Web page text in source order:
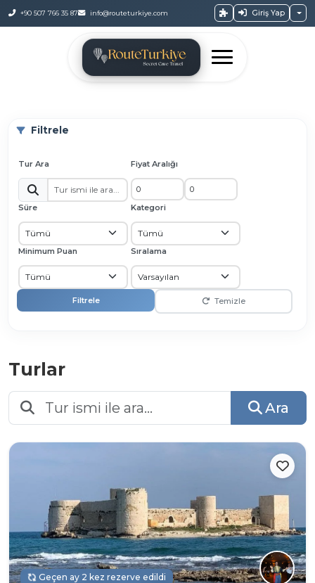
+90 507 766 35 87 info@routeturkiye.com Giriş Yap
Filtrele
Tur Ara Fiyat Aralığı
Süre Kategori
Minimum Puan Sıralama
Filtrele Temizle
Turlar
Ara
Geçen ay 2 kez rezerve edildi